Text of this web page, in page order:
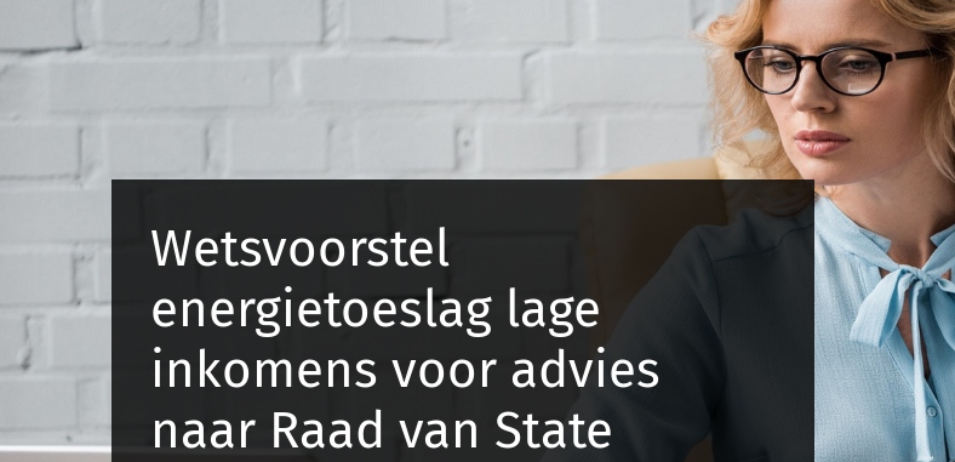
Wetsvoorstel
energietoeslag lage
inkomens voor advies
naar Raad van State